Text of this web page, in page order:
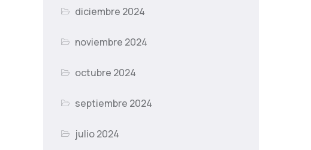
diciembre 2024
noviembre 2024
octubre 2024
septiembre 2024
julio 2024